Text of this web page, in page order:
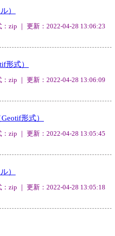
）
zip ｜ 更新：2022-04-28 13:06:23
形式）
zip ｜ 更新：2022-04-28 13:06:09
形式）
zip ｜ 更新：2022-04-28 13:05:45
）
zip ｜ 更新：2022-04-28 13:05:18